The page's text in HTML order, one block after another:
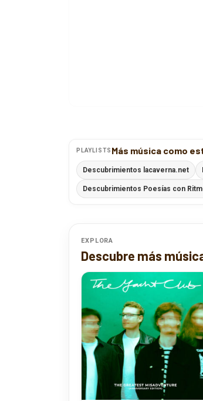
PLAYLISTS Más música como
Descubrimientos lacaverna.net
Descubrimientos Poesías con
EXPLORA
Descubre más